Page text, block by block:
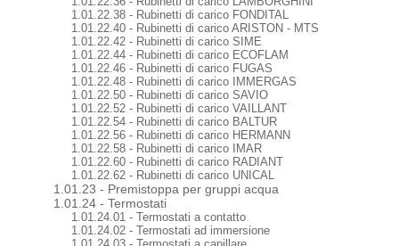
1.01.22.38 - Rubinetti di carico FONDITAL
1.01.22.40 - Rubinetti di carico ARISTON - MTS
1.01.22.42 - Rubinetti di carico SIME
1.01.22.44 - Rubinetti di carico ECOFLAM
1.01.22.46 - Rubinetti di carico FUGAS
1.01.22.48 - Rubinetti di carico IMMERGAS
1.01.22.50 - Rubinetti di carico SAVIO
1.01.22.52 - Rubinetti di carico VAILLANT
1.01.22.54 - Rubinetti di carico BALTUR
1.01.22.56 - Rubinetti di carico HERMANN
1.01.22.58 - Rubinetti di carico IMAR
1.01.22.60 - Rubinetti di carico RADIANT
1.01.22.62 - Rubinetti di carico UNICAL
1.01.23 - Premistoppa per gruppi acqua
1.01.24 - Termostati
1.01.24.01 - Termostati a contatto
1.01.24.02 - Termostati ad immersione